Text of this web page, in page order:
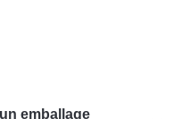
emballage